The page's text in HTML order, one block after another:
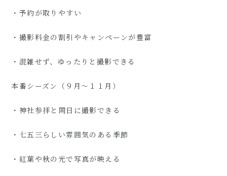
・予約が取りやすい
・撮影料金の割引やキャンペーンが豊富
・混雑せず、ゆったりと撮影できる
本番シーズン（９月〜１１月）
・神社参拝と同日に撮影できる
・七五三らしい雰囲気のある季節
・紅葉や秋の光で写真が映える